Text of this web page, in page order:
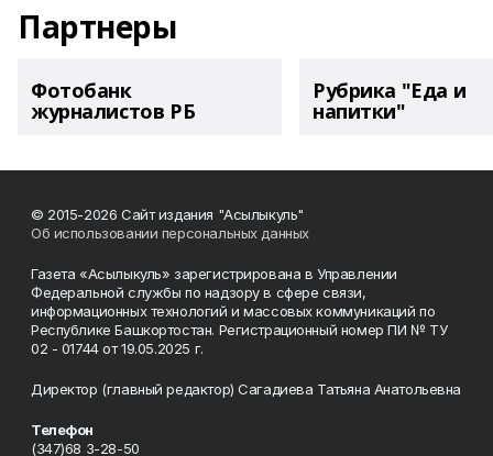
Партнеры
Фотобанк
журналистов РБ
Рубрика "Еда и
напитки"
© 2015-2026 Сайт издания "Асылыкуль"
Об использовании персональных данных
Газета «Асылыкуль» зарегистрирована в Управлении
Федеральной службы по надзору в сфере связи,
информационных технологий и массовых коммуникаций по
Республике Башкортостан. Регистрационный номер ПИ № ТУ
02 - 01744 от 19.05.2025 г.
Директор (главный редактор) Сагадиева Татьяна Анатольевна
Телефон
(347)68 3-28-50